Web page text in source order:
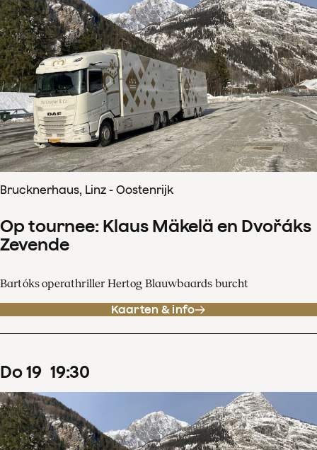
Brucknerhaus, Linz - Oostenrijk
Op tournee: Klaus Mäkelä en Dvořáks
Zevende
Bartóks operathriller Hertog Blauwbaards burcht
Kaarten & info
do19 19:30